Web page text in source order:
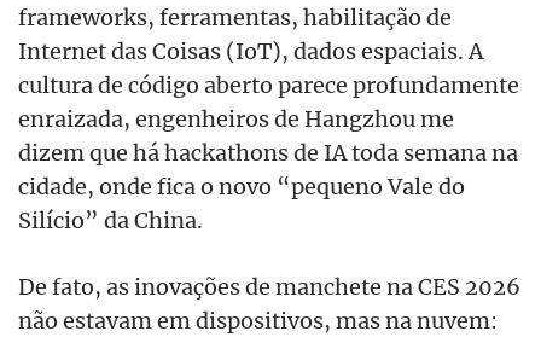
frameworks, ferramentas, habilitação de
Internet das Coisas (IoT), dados espaciais. A
cultura de código aberto parece profundamente
enraizada, engenheiros de Hangzhou me
dizem que há hackathons de IA toda semana na
cidade, onde fica o novo “pequeno Vale do
Silício” da China.
De fato, as inovações de manchete na CES 2026
não estavam em dispositivos, mas na nuvem: